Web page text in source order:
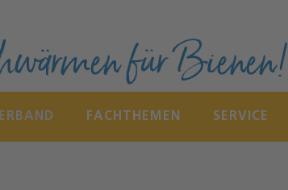
für Bienen!
FACHTHEMEN SERVICE